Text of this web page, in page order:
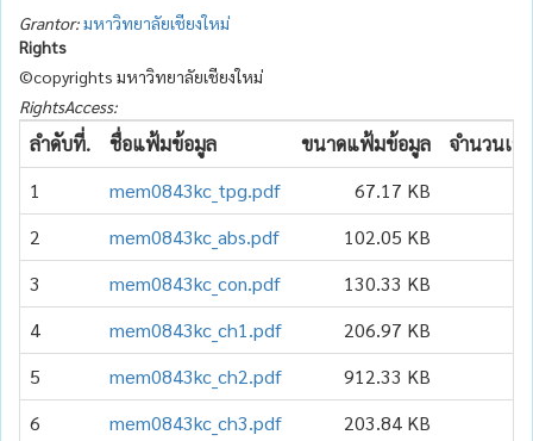
Grantor:มหาวิทยาลัยเชียงใหม่
Rights
©copyrights มหาวิทยาลัยเชียงใหม่
RightsAccess:
ลำดับที่. ชื่อแฟ้มข้อมูล ขนาดแฟ้มข้อมูล
จำนวนเข้
1
mem0843kc_tpg.pdf 67.17 KB
2
mem0843kc_abs.pdf 102.05 KB
3
mem0843kc_con.pdf 130.33 KB
4
mem0843kc_ch1.pdf 206.97 KB
5
mem0843kc_ch2.pdf 912.33 KB
6
mem0843kc_ch3.pdf 203.84 KB